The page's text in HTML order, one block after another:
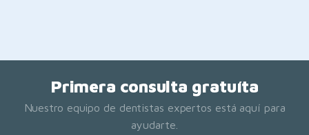
Primera consulta gratuíta
Nuestro equipo de dentistas expertos está aquí para
ayudarte.